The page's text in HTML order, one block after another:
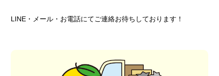
LINE・メール・お電話にてご連絡お待ちしております！